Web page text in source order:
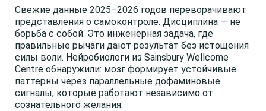
Свежие данные 2025–2026 годов переворачивают
представления о самоконтроле. Дисциплина — не
борьба с собой. Это инженерная задача, где
правильные рычаги дают результат без истощения
силы воли. Нейробиологи из Sainsbury Wellcome
Centre обнаружили: мозг формирует устойчивые
паттерны через параллельные дофаминовые
сигналы, которые работают независимо от
сознательного желания.